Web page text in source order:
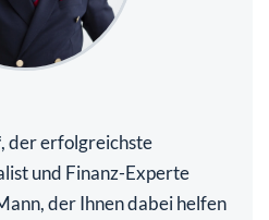
, der erfolgreichste
und Finanz-Experte
der Ihnen dabei helfen